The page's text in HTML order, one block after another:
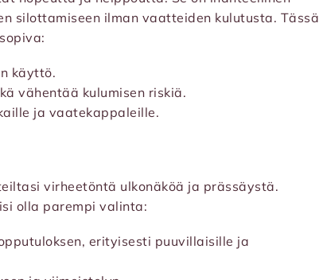
silottamiseen ilman vaatteiden kulutusta. Tässä
käyttö.
vähentää kulumisen riskiä.
ja vaatekappaleille.
virheetöntä ulkonäköä ja prässäystä.
olla parempi valinta:
erityisesti puuvillaisille ja